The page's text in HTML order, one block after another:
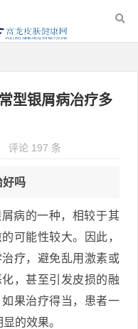
型银屑病冶疗多
评论 197 条
好吗
病的一种，相较于其
可能性较大。因此，
疗，避免乱用激素或
，甚至引发皮损的融
果治疗得当，患者一
的效果。